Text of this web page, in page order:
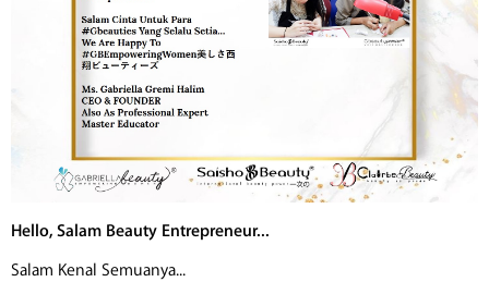
Hello, Salam Beauty Entrepreneur...
Salam Kenal Semuanya...